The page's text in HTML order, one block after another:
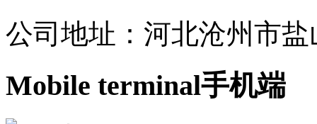
公司地址：河北沧州市
Mobile terminal手机端